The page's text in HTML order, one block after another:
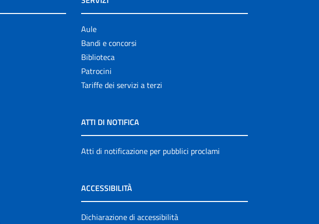
Aule
Bandi e concorsi
Biblioteca
Patrocini
Tariffe dei servizi a terzi
ATTI DI NOTIFICA
Atti di notificazione per pubblici proclami
ACCESSIBILITÀ
Dichiarazione di accessibilità